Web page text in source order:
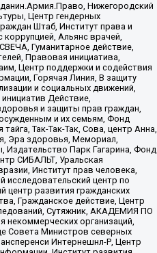
Нижегородский
Центр гендерных
Штаб, Институт права и
Альянс врачей,
Гуманитарное действие,
Правовая инициатива,
Центр поддержки и содействия
Горячая Линия, В защиту
и социальных движений,
Действие,
и защиты прав граждан,
и их семьям, Фонд
Так-Так-Так, Сова, центр Анна,
Эра здоровья, Мемориал,
Парк Гагарина, Фонд
СИБАЛЬТ, Уральская
Институт прав человека,
исследовательский центр по
центр развития гражданских
Гражданское действие, Центр
Сутяжник, АКАДЕМИЯ ПО
организаций,
Совета Министров северных
Интернешнл-Р, Центр